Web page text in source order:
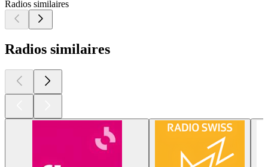
Radios similaires
Radios similaires